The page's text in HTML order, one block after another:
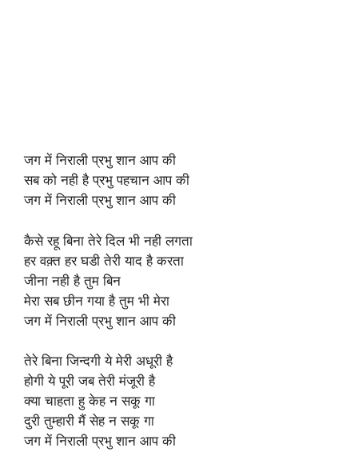
जग में निराली प्रभु शान आप की
सब को नही है प्रभु पहचान आप की
जग में निराली प्रभु शान आप की
कैसे रहू बिना तेरे दिल भी नही लगता
हर वक़्त हर घडी तेरी याद है करता
जीना नही है तुम बिन
मेरा सब छीन गया है तुम भी मेरा
जग में निराली प्रभु शान आप की
तेरे बिना जिन्दगी ये मेरी अधूरी है
होगी ये पूरी जब तेरी मंजूरी है
क्या चाहता हु केह न सकू गा
दुरी तुम्हारी मैं सेह न सकू गा
जग में निराली प्रभु शान आप की